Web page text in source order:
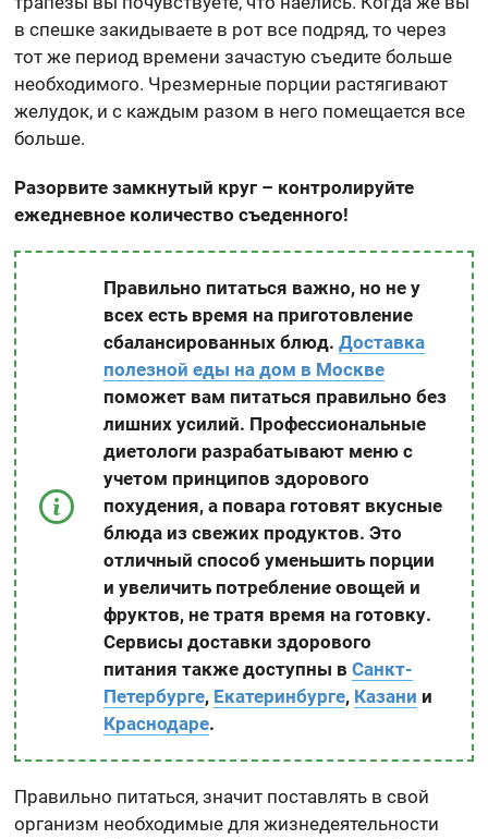
в спешке закидываете в рот все подряд, то через
тот же период времени зачастую съедите больше
необходимого. Чрезмерные порции растягивают
желудок, и с каждым разом в него помещается все
больше.
Разорвите замкнутый круг – контролируйте
ежедневное количество съеденного!
Правильно питаться важно, но не у
всех есть время на приготовление
сбалансированных блюд.Доставка
полезной еды на дом в Москве
поможет вам питаться правильно без
лишних усилий. Профессиональные
диетологи разрабатывают меню с
учетом принципов здорового
похудения, а повара готовят вкусные
блюда из свежих продуктов. Это
отличный способ уменьшить порции
и увеличить потребление овощей и
фруктов, не тратя время на готовку.
Сервисы доставки здорового
питания также доступны вСанкт-
Петербурге, Екатеринбурге, Казани и
Краснодаре.
Правильно питаться, значит поставлять в свой
организм необходимые для жизнедеятельности